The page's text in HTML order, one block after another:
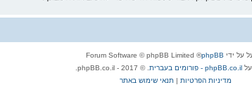
על ידי phpBB
® Forum Software © phpBB Limited
phpBB.co.il - פורומים בעברית
. © 2017 - phpBB.co.il.
מדיניות הפרטיות |תנאי שימוש באתר